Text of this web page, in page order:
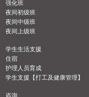
强化班
夜间初级班
夜间中级班
夜间上级班
学生生活支援
住宿
护理人员育成
学生支援【打工及健康管理】
咨询